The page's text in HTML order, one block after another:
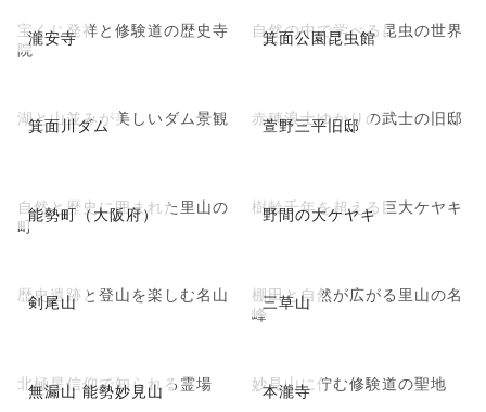
瀧安寺
宝くじ発祥と修験道の歴史寺
院
箕面公園昆虫館
自然の中で学べる昆虫の世界
箕面川ダム
湖と山並みが美しいダム景観 萱野三平旧邸
赤穂浪士ゆかりの武士の旧邸
能勢町（大阪府）
自然と歴史に囲まれた里山の
町
野間の大ケヤキ
樹齢千年を超える巨大ケヤキ
剣尾山
歴史遺跡と登山を楽しむ名山 三草山
棚田と自然が広がる里山の名
峰
無漏山 能勢妙見山
北極星信仰で知られる霊場 本瀧寺
妙見山に佇む修験道の聖地